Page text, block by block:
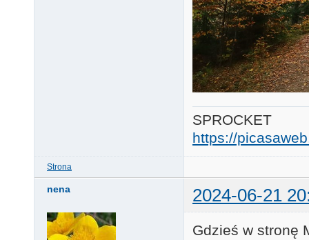
SPROCKET
https://
Strona
nena 2024-06-21
Gdzieś w stronę